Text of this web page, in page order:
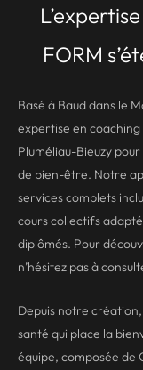
FORM
Basé à Baud dans le
expertise en
Pluméliau-Bieuzy
de bien-être. Notre
servicescomplets
cours collectifs
diplômés. Pour
n’hésitez pas à
Depuis notre
santé qui place la
équipe, composée de